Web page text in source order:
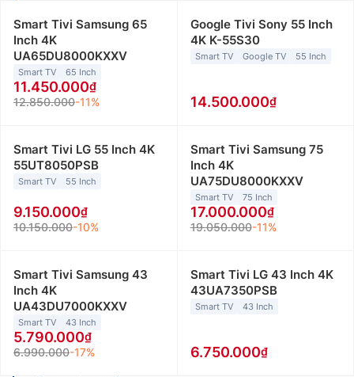
Smart Tivi Samsung 65
Inch 4K
UA65DU8000KXXV
Smart TV 65 Inch
11.450.000
12.850.000-11%
Google Tivi Sony 55 Inch
4K K-55S30
Smart TV Google TV 55 Inch
14.500.000
Smart Tivi LG 55 Inch 4K
55UT8050PSB
Smart TV 55 Inch
9.150.000
10.150.000-10%
Smart Tivi Samsung 75
Inch 4K
UA75DU8000KXXV
Smart TV 75 Inch
17.000.000
19.050.000-11%
Smart Tivi Samsung 43
Inch 4K
UA43DU7000KXXV
Smart TV 43 Inch
5.790.000
6.990.000-17%
Smart Tivi LG 43 Inch 4K
43UA7350PSB
Smart TV 43 Inch
6.750.000